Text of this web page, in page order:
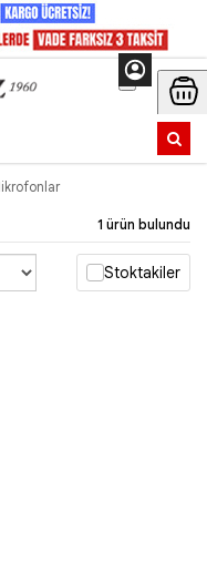
1 ürün bulundu
Stoktakiler